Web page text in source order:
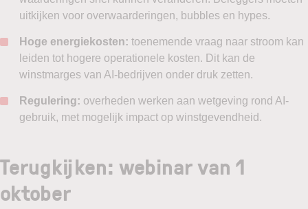
uitkijken voor overwaarderingen, bubbles en hypes.
Hoge energiekosten: toenemende vraag naar stroom kan
leiden tot hogere operationele kosten. Dit kan de
winstmarges van AI-bedrijven onder druk zetten.
Regulering: overheden werken aan wetgeving rond AI-
gebruik, met mogelijk impact op winstgevendheid.
Terugkijken: webinar van 1
oktober